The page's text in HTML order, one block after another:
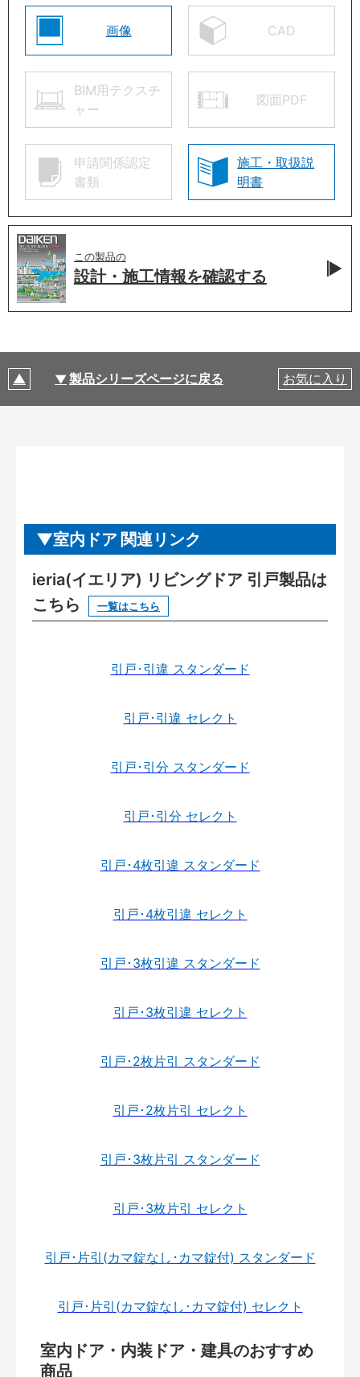
画像 CAD
BIM用テクスチ
ャー
図面PDF
申請関係認定
書類
施工・取扱説
明書
この製品の
設計・施工情報を確認する
製品シリーズページに戻る お気に入り
室内ドア 関連リンク
ieria(イエリア) リビングドア 引戸製品は
こちら
一覧はこちら
引戸･引違 スタンダード
引戸･引違 セレクト
引戸･引分 スタンダード
引戸･引分 セレクト
引戸･4枚引違 スタンダード
引戸･4枚引違 セレクト
引戸･3枚引違 スタンダード
引戸･3枚引違 セレクト
引戸･2枚片引 スタンダード
引戸･2枚片引 セレクト
引戸･3枚片引 スタンダード
引戸･3枚片引 セレクト
引戸･片引(カマ錠なし･カマ錠付) スタンダード
引戸･片引(カマ錠なし･カマ錠付) セレクト
室内ドア・内装ドア・建具のおすすめ
商品